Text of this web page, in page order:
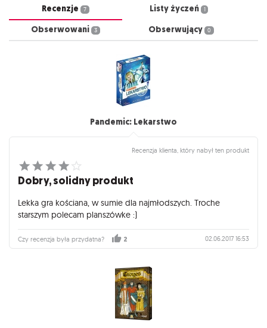
Recenzje 7 Listy życzeń 1
Obserwowani 3 Obserwujący 0
Pandemic: Lekarstwo
Recenzja klienta, który nabył ten produkt
Dobry, solidny produkt
Lekka gra kościana, w sumie dla najmłodszych. Troche
starszym polecam planszówke :)
Czy recenzja była przydatna? 2 02.06.2017 16:53